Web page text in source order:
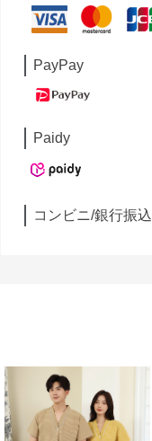
PayPay
Paidy
コンビニ/銀行振込